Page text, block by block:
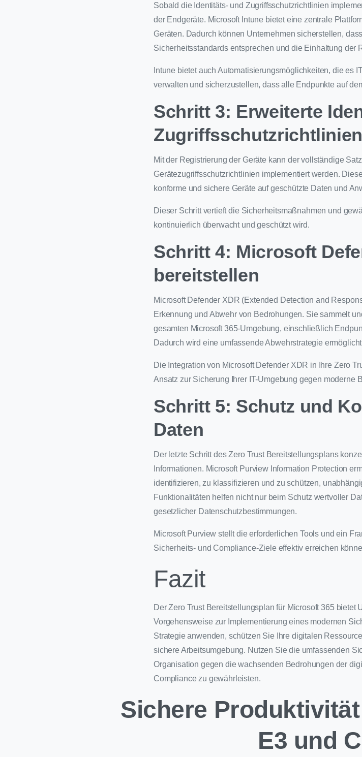
Sobald die Identitäts- und Zugriffsschutzrichtlinien
der Endgeräte. Microsoft Intune bietet eine zentrale
Geräten. Dadurch können Unternehmen sicherstellen,
Sicherheitsstandards entsprechen und die Einhaltung der
Intune bietet auch Automatisierungsmöglichkeiten, die es
verwalten und sicherzustellen, dass alle Endpunkte auf
Schritt 3: Erweiterte
Mit der Registrierung der Geräte kann der vollständige
Gerätezugriffsschutzrichtlinien implementiert werden.
konforme und sichere Geräte auf geschützte Daten und
Dieser Schritt vertieft die Sicherheitsmaßnahmen und
kontinuierlich überwacht und geschützt wird.
Schritt 4: Microsoft
bereitstellen
Microsoft Defender XDR (Extended Detection and
Erkennung und Abwehr von Bedrohungen. Sie sammelt
gesamten Microsoft 365-Umgebung, einschließlich
Dadurch wird eine umfassende Abwehrstrategie
Die Integration von Microsoft Defender XDR in Ihre Zero
Ansatz zur Sicherung Ihrer IT-Umgebung gegen moderne
Schritt 5: Schutz und
Daten
Der letzte Schritt des Zero Trust Bereitstellungsplans
Informationen. Microsoft Purview Information Protection
identifizieren, zu klassifizieren und zu schützen,
Funktionalitäten helfen nicht nur beim Schutz wertvoller
gesetzlicher Datenschutzbestimmungen.
Microsoft Purview stellt die erforderlichen Tools und ein
Sicherheits- und Compliance-Ziele effektiv erreichen
Fazit
Der Zero Trust Bereitstellungsplan für Microsoft 365 bietet
Vorgehensweise zur Implementierung eines modernen
Strategie anwenden, schützen Sie Ihre digitalen
sichere Arbeitsumgebung. Nutzen Sie die umfassenden
Organisation gegen die wachsenden Bedrohungen der
Compliance zu gewährleisten.
Sichere
E3 und